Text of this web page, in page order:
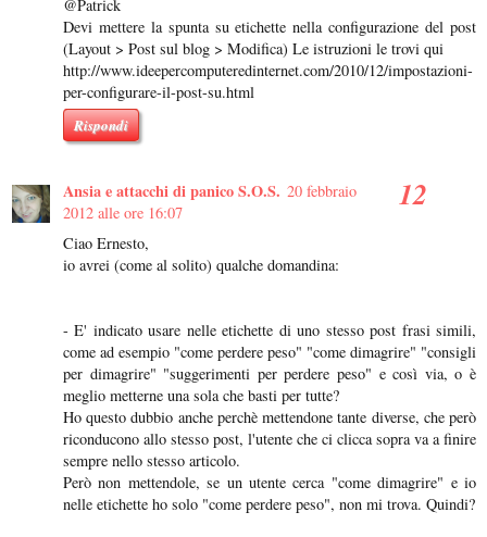
@Patrick
Devi mettere la spunta su etichette nella configurazione del post
(Layout > Post sul blog > Modifica) Le istruzioni le trovi qui
http://www.ideepercomputeredinternet.com/2010/12/impostazioni-
per-configurare-il-post-su.html
Rispondi
Ansia e attacchi di panico S.O.S. 20 febbraio
2012 alle ore 16:07
Ciao Ernesto,
io avrei (come al solito) qualche domandina:
- E' indicato usare nelle etichette di uno stesso post frasi simili,
come ad esempio "come perdere peso" "come dimagrire" "consigli
per dimagrire" "suggerimenti per perdere peso" e così via, o è
meglio metterne una sola che basti per tutte?
Ho questo dubbio anche perchè mettendone tante diverse, che però
riconducono allo stesso post, l'utente che ci clicca sopra va a finire
sempre nello stesso articolo.
Però non mettendole, se un utente cerca "come dimagrire" e io
nelle etichette ho solo "come perdere peso", non mi trova. Quindi?